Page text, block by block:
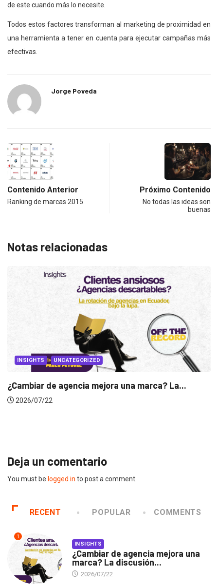
de este cuando más lo necesite.
Todos estos factores transforman al marketing de proximidad en
una herramienta a tener en cuenta para ejecutar campañas más
efectivas.
Jorge Poveda
Contenido Anterior
Ranking de marcas 2015
Próximo Contenido
No todas las ideas son
buenas
Notas relacionadas
INSIGHTS UNCATEGORIZED
¿Cambiar de agencia mejora una marca? La...
2026/07/22
Deja un comentario
You must be logged in to post a comment.
RECENT POPULAR COMMENTS
1
INSIGHTS
¿Cambiar de agencia mejora una
marca? La discusión...
2026/07/22